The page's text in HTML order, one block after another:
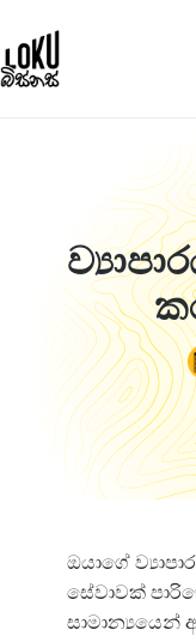
ඔයාගේ
සේවාවක්
සාමාන්‍යයෙන්